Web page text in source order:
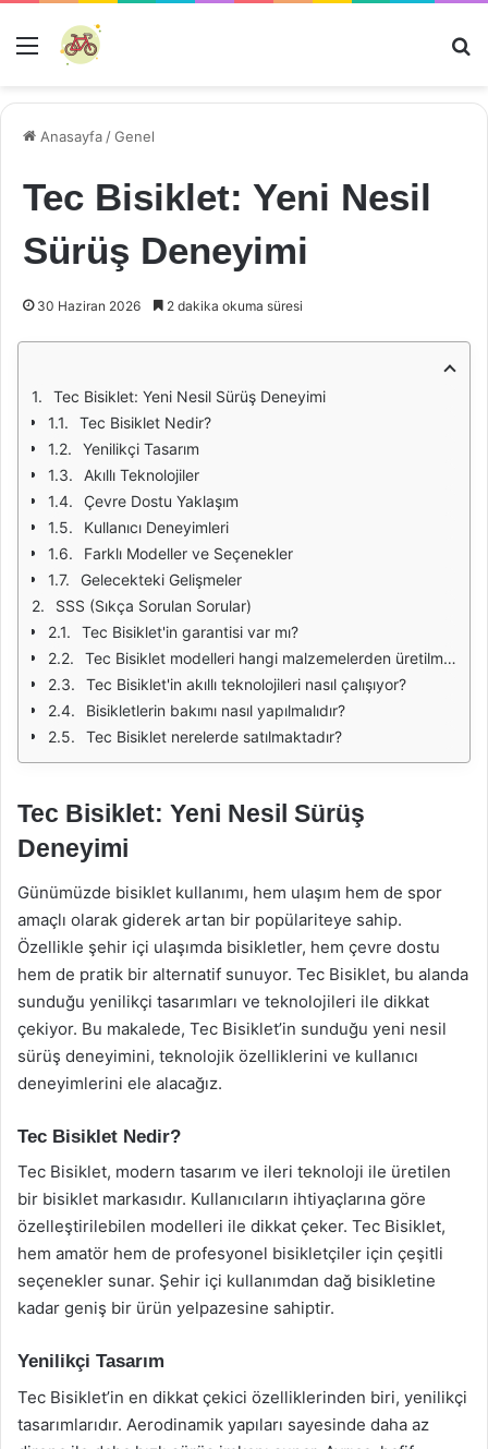
Menü
Anasayfa /Genel
Tec Bisiklet: Yeni Nesil
Sürüş Deneyimi
30 Haziran 2026 2 dakika okuma süresi
Tec Bisiklet: Yeni Nesil Sürüş Deneyimi
Tec Bisiklet Nedir?
Yenilikçi Tasarım
Akıllı Teknolojiler
Çevre Dostu Yaklaşım
Kullanıcı Deneyimleri
Farklı Modeller ve Seçenekler
Gelecekteki Gelişmeler
SSS (Sıkça Sorulan Sorular)
Tec Bisiklet'in garantisi var mı?
Tec Bisiklet modelleri hangi malzemelerden üretilmektedir?
Tec Bisiklet'in akıllı teknolojileri nasıl çalışıyor?
Bisikletlerin bakımı nasıl yapılmalıdır?
Tec Bisiklet nerelerde satılmaktadır?
Tec Bisiklet: Yeni Nesil Sürüş
Deneyimi
Günümüzde bisiklet kullanımı, hem ulaşım hem de spor
amaçlı olarak giderek artan bir popülariteye sahip.
Özellikle şehir içi ulaşımda bisikletler, hem çevre dostu
hem de pratik bir alternatif sunuyor. Tec Bisiklet, bu alanda
sunduğu yenilikçi tasarımları ve teknolojileri ile dikkat
çekiyor. Bu makalede, Tec Bisiklet’in sunduğu yeni nesil
sürüş deneyimini, teknolojik özelliklerini ve kullanıcı
deneyimlerini ele alacağız.
Tec Bisiklet Nedir?
Tec Bisiklet, modern tasarım ve ileri teknoloji ile üretilen
bir bisiklet markasıdır. Kullanıcıların ihtiyaçlarına göre
özelleştirilebilen modelleri ile dikkat çeker. Tec Bisiklet,
hem amatör hem de profesyonel bisikletçiler için çeşitli
seçenekler sunar. Şehir içi kullanımdan dağ bisikletine
kadar geniş bir ürün yelpazesine sahiptir.
Yenilikçi Tasarım
Tec Bisiklet’in en dikkat çekici özelliklerinden biri, yenilikçi
tasarımlarıdır. Aerodinamik yapıları sayesinde daha az